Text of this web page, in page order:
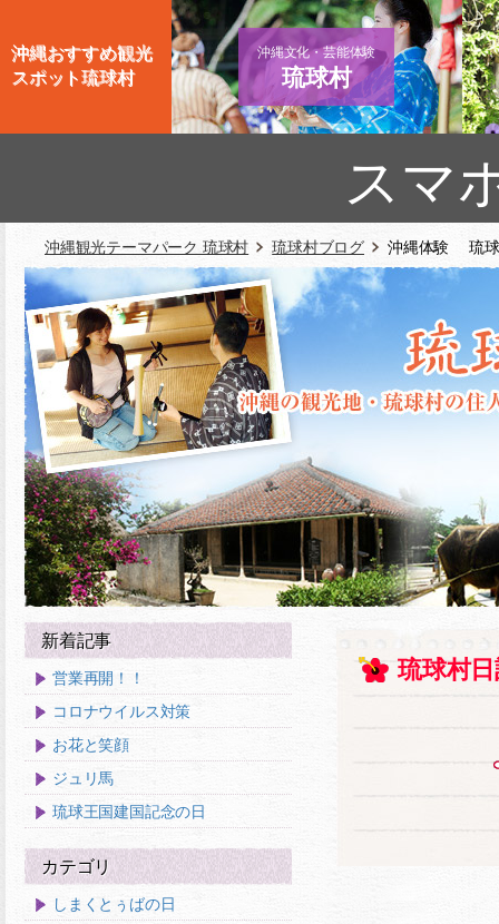
沖縄おすすめ観光
スポット琉球村
沖縄文化・芸能体験
琉球村
スマ
沖縄観光テーマパーク 琉球村 琉球村ブログ 沖縄体験 琉球
琉球村
新着記事
営業再開！！
コロナウイルス対策
お花と笑顔
ジュリ馬
琉球王国建国記念の日
カテゴリ
しまくとぅばの日